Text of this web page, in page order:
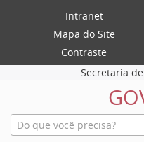
Intranet
Mapa do Site
Contraste
Secretaria